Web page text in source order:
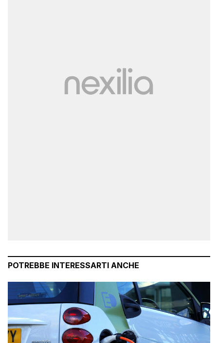
POTREBBE INTERESSARTI ANCHE